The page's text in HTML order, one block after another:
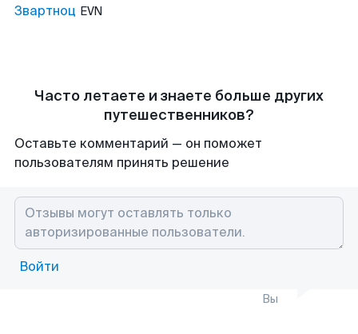
Звартноц EVN
Часто летаете и знаете больше других
путешественников?
Оставьте комментарий — он поможет
пользователям принять решение
Войти
Вы